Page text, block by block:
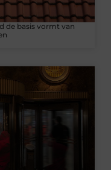
de basis vormt van